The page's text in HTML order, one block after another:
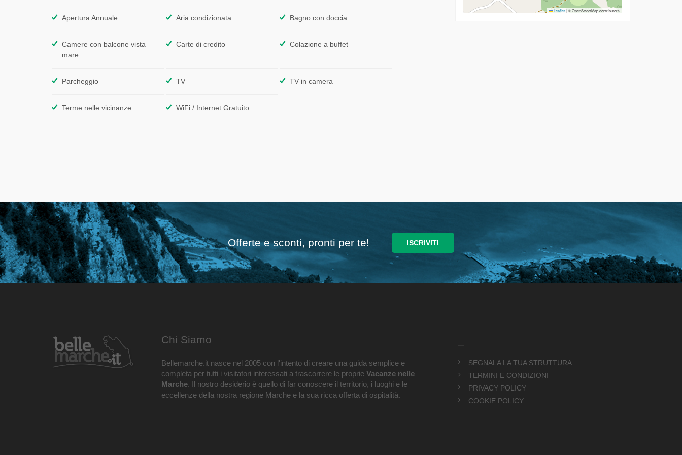
Apertura Annuale Aria condizionata Bagno con doccia
Camere con balcone vista
mare
Carte di credito Colazione a buffet
Parcheggio TV TV in camera
Terme nelle vicinanze WiFi / Internet Gratuito
Leaflet|© OpenStreetMap contributors
Offerte e sconti, pronti per te!
Chi Siamo
Bellemarche.it nasce nel 2005 con l'intento di creare una guida semplice e
completa per tutti i visitatori interessati a trascorrere le proprie Vacanze nelle
Marche. Il nostro desiderio è quello di far conoscere il territorio, i luoghi e le
eccellenze della nostra regione Marche e la sua ricca offerta di ospitalità.
SEGNALA LA TUA STRUTTURA
TERMINI E CONDIZIONI
PRIVACY POLICY
COOKIE POLICY